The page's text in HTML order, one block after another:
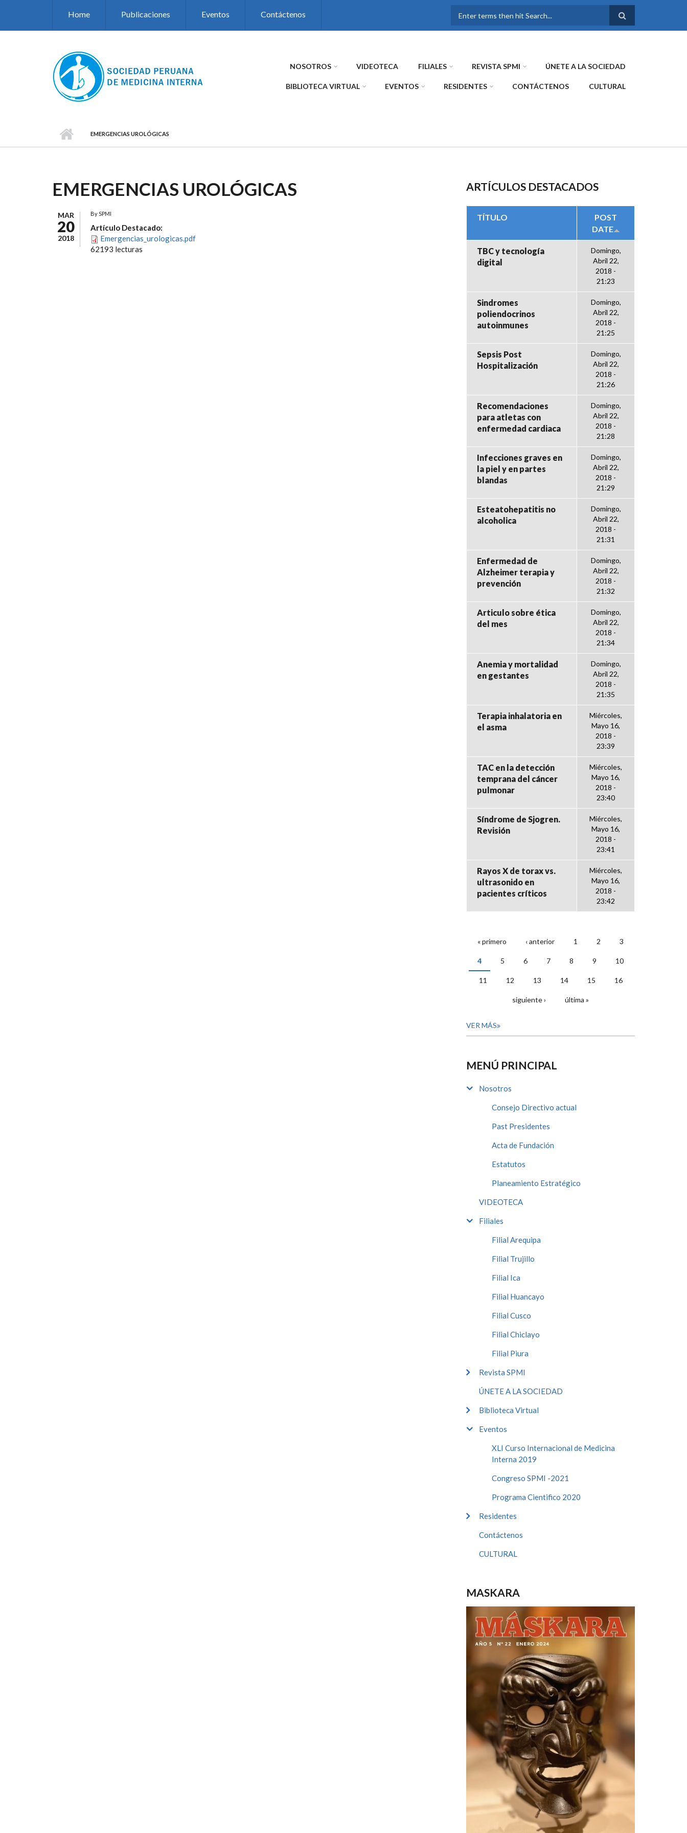
Home Publicaciones Eventos Contáctenos
FORMULARIO DE
NOSOTROS VIDEOTECA FILIALES REVISTA SPMI ÚNETE A LA SOCIEDAD
BIBLIOTECA VIRTUAL EVENTOS RESIDENTES CONTÁCTENOS CULTURAL
EMERGENCIAS UROLÓGICAS
EMERGENCIAS UROLÓGICAS
MAR
20
2018
BySPMI
Artículo Destacado:
Emergencias_urologicas.pdf
62193 lecturas
ARTÍCULOS DESTACADOS
TÍTULO
POST
DATE
TBC y tecnología
digital
Domingo,
Abril 22,
2018 -
21:23
Sindromes
poliendocrinos
autoinmunes
Domingo,
Abril 22,
2018 -
21:25
Sepsis Post
Hospitalización
Domingo,
Abril 22,
2018 -
21:26
Recomendaciones
para atletas con
enfermedad cardiaca
Domingo,
Abril 22,
2018 -
21:28
Infecciones graves en
la piel y en partes
blandas
Domingo,
Abril 22,
2018 -
21:29
Esteatohepatitis no
alcoholica
Domingo,
Abril 22,
2018 -
21:31
Enfermedad de
Alzheimer terapia y
prevención
Domingo,
Abril 22,
2018 -
21:32
Articulo sobre ética
del mes
Domingo,
Abril 22,
2018 -
21:34
Anemia y mortalidad
en gestantes
Domingo,
Abril 22,
2018 -
21:35
Terapia inhalatoria en
el asma
Miércoles,
Mayo 16,
2018 -
23:39
TAC en la detección
temprana del cáncer
pulmonar
Miércoles,
Mayo 16,
2018 -
23:40
Síndrome de Sjogren.
Revisión
Miércoles,
Mayo 16,
2018 -
23:41
Rayos X de torax vs.
ultrasonido en
pacientes críticos
Miércoles,
Mayo 16,
2018 -
23:42
PÁGINAS
« primero ‹ anterior 1 2 3
4 5 6 7 8 9 10
11 12 13 14 15 16
siguiente › última »
VER MÁS
MENÚ PRINCIPAL
Nosotros
Consejo Directivo actual
Past Presidentes
Acta de Fundación
Estatutos
Planeamiento Estratégico
VIDEOTECA
Filiales
Filial Arequipa
Filial Trujillo
Filial Ica
Filial Huancayo
Filial Cusco
Filial Chiclayo
Filial Piura
Revista SPMI
ÚNETE A LA SOCIEDAD
Biblioteca Virtual
Eventos
XLI Curso Internacional de Medicina
Interna 2019
Congreso SPMI -2021
Programa Cientifico 2020
Residentes
Contáctenos
CULTURAL
MASKARA